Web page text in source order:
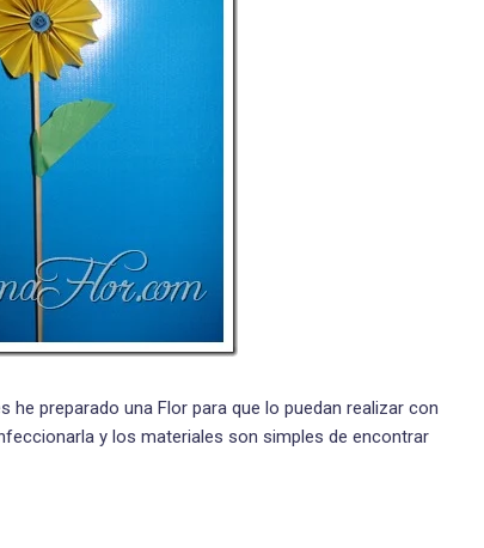
preparado una Flor para que lo puedan realizar con
y los materiales son simples de encontrar